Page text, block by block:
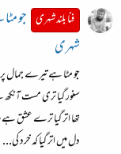
فنا بلند شہری جو
شہری
جو مٹا ہے تیرے جمال
سنور گیا تری مست آنکھ
تھا اتر گیا ترے عشق
دل میں اتر گیا کہ خرد کی...